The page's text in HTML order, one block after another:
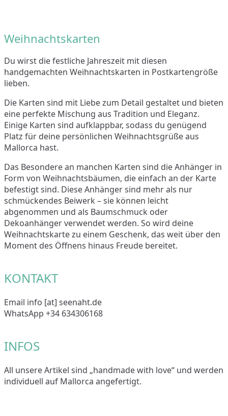
Weihnachtskarten
Du wirst die festliche Jahreszeit mit diesen
handgemachten Weihnachtskarten in Postkartengröße
lieben.
Die Karten sind mit Liebe zum Detail gestaltet und bieten
eine perfekte Mischung aus Tradition und Eleganz.
Einige Karten sind aufklappbar, sodass du genügend
Platz für deine persönlichen Weihnachtsgrüße aus
Mallorca hast.
Das Besondere an manchen Karten sind die Anhänger in
Form von Weihnachtsbäumen, die einfach an der Karte
befestigt sind. Diese Anhänger sind mehr als nur
schmückendes Beiwerk – sie können leicht
abgenommen und als Baumschmuck oder
Dekoanhänger verwendet werden. So wird deine
Weihnachtskarte zu einem Geschenk, das weit über den
Moment des Öffnens hinaus Freude bereitet.
KONTAKT
Email info [at] seenaht.de
WhatsApp +34 634306168
INFOS
All unsere Artikel sind „handmade with love“ und werden
individuell auf Mallorca angefertigt.